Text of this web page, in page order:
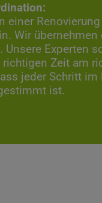
einer
Wir
Unsere Experten
richtigen Zeit am
jeder Schritt
ist.